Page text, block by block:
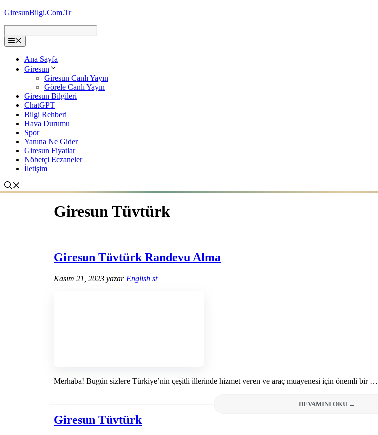
İçeriğe
GiresunBilgi.Com.Tr
Ana Sayfa
Giresun
Giresun Canlı Yayın
Görele Canlı Yayın
Giresun Bilgileri
ChatGPT
Bilgi Rehberi
Hava Durumu
Spor
Yanına Ne Gider
Giresun Fiyatlar
Nöbetçi Eczaneler
İletişim
Giresun Tüvtürk
Giresun Tüvtürk Randevu Alma
Kasım 21, 2023 yazar English st
Merhaba! Bugün sizlere Türkiye’nin çeşitli illerinde hizmet veren ve araç muayenesi için önemli bir …
DEVAMINI OKU →
Giresun Tüvtürk